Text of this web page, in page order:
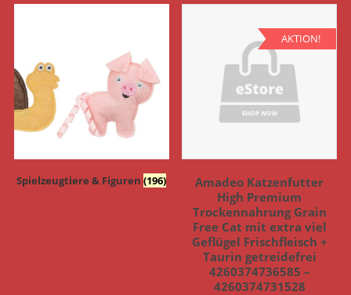
Spielzeugtiere & Figuren(196)
AKTION!
Amadeo Katzenfutter
High Premium
Trockennahrung Grain
Free Cat mit extra viel
Geflügel Frischfleisch +
Taurin getreidefrei
4260374736585 –
4260374731528